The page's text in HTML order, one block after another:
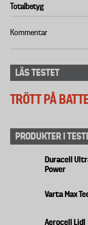
Totalbetyg
Kommentar
LÄS TESTET
TRÖTT PÅ
PRODUKTER I
Duracell
Power
Varta Max
Aerocell Lidl